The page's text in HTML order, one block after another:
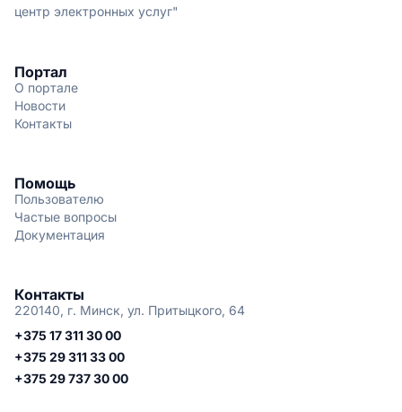
центр электронных услуг"
Портал
О портале
Новости
Контакты
Помощь
Пользователю
Частые вопросы
Документация
Контакты
220140, г. Минск, ул. Притыцкого, 64
+375 17 311 30 00
+375 29 311 33 00
+375 29 737 30 00